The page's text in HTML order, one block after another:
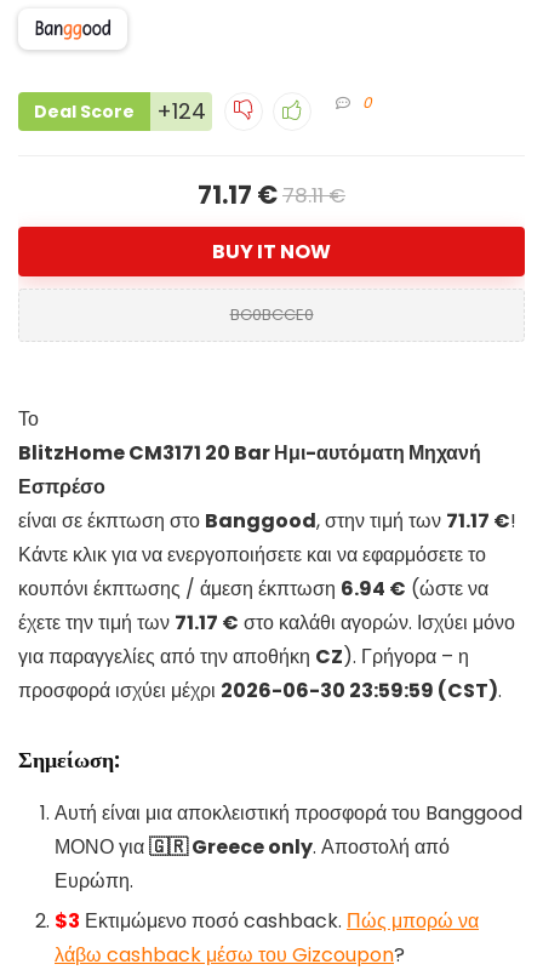
Deal Score +124 0
71.17 €78.11 €
BUY IT NOW
BG0BCCE0
Το
BlitzHome CM3171 20 Bar Ημι-αυτόματη Μηχανή
Εσπρέσο
είναι σε έκπτωση στο Banggood, στην τιμή των 71.17 €!
Κάντε κλικ για να ενεργοποιήσετε και να εφαρμόσετε το
κουπόνι έκπτωσης / άμεση έκπτωση 6.94 € (ώστε να
έχετε την τιμή των 71.17 € στο καλάθι αγορών. Ισχύει μόνο
για παραγγελίες από την αποθήκη CZ). Γρήγορα – η
προσφορά ισχύει μέχρι 2026-06-30 23:59:59 (CST).
Σημείωση:
Αυτή είναι μια αποκλειστική προσφορά του Banggood
ΜΟΝΟ για🇬🇷 Greece only. Αποστολή από
Ευρώπη.
$3 Εκτιμώμενο ποσό cashback. Πώς μπορώ να
λάβω cashback μέσω του Gizcoupon?